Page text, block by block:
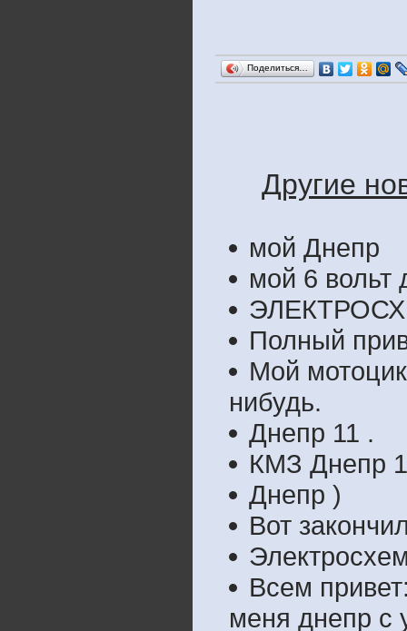
Поделиться…
Другие
мой Днепр
мой 6 вольт
Полный
Мой
нибудь.
Днепр 11 .
КМЗ Днепр
Днепр )
Вот
Всем
меня днепр с